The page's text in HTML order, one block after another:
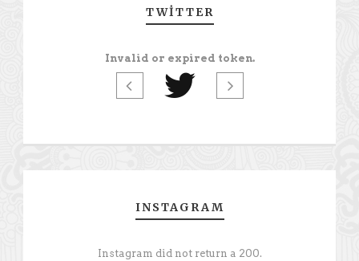
TWITTER
Invalid or expired token.
INSTAGRAM
Instagram did not return a 200.